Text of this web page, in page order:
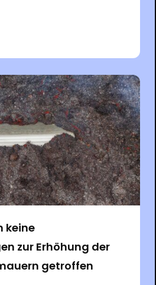
keine
zur Erhöhung der
getroffen